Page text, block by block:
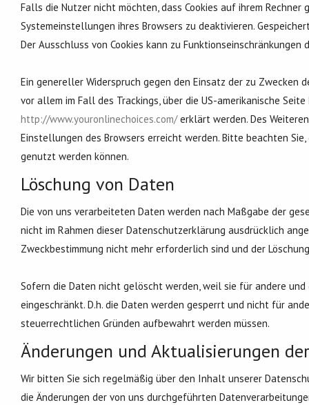
Falls die Nutzer nicht möchten, dass Cookies auf ihrem
Systemeinstellungen ihres Browsers zu deaktivieren.
Der Ausschluss von Cookies kann zu
Ein genereller Widerspruch gegen den Einsatz der zu Zwecken
vor allem im Fall des Trackings, über die US-amerikanische Seite
http://www.youronlinechoices.com/erklärt werden. Des
Einstellungen des Browsers erreicht werden. Bitte beachten
genutzt werden können.
Löschung von Daten
Die von uns verarbeiteten Daten werden nach Maßgabe der
nicht im Rahmen dieser Datenschutzerklärung ausdrücklich
Zweckbestimmung nicht mehr erforderlich sind und der
Sofern die Daten nicht gelöscht werden, weil sie für andere
eingeschränkt. D.h. die Daten werden gesperrt und nicht für
steuerrechtlichen Gründen aufbewahrt werden müssen.
Änderungen und Aktualisierungen
Wir bitten Sie sich regelmäßig über den Inhalt unserer
die Änderungen der von uns durchgeführten